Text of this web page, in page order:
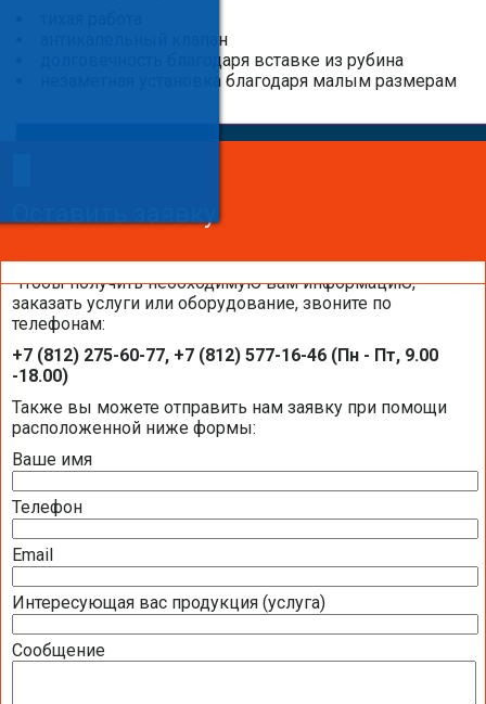
антикапельный клапан
долговечность благодаря вставке из рубина
незаметная установка благодаря малым размерам
Оставить заявку
Чтобы получить необходимую вам информацию,
заказать услуги или оборудование, звоните по
телефонам:
+7 (812) 275-60-77, +7 (812) 577-16-46 (Пн - Пт, 9.00
-18.00)
Также вы можете отправить нам заявку при помощи
расположенной ниже формы:
Ваше имя
Телефон
Email
Интересующая вас продукция (услуга)
Сообщение
Системы увлажнения воздуха Buhler-
AHS на объектах компании «Балтик-
Комфорт»